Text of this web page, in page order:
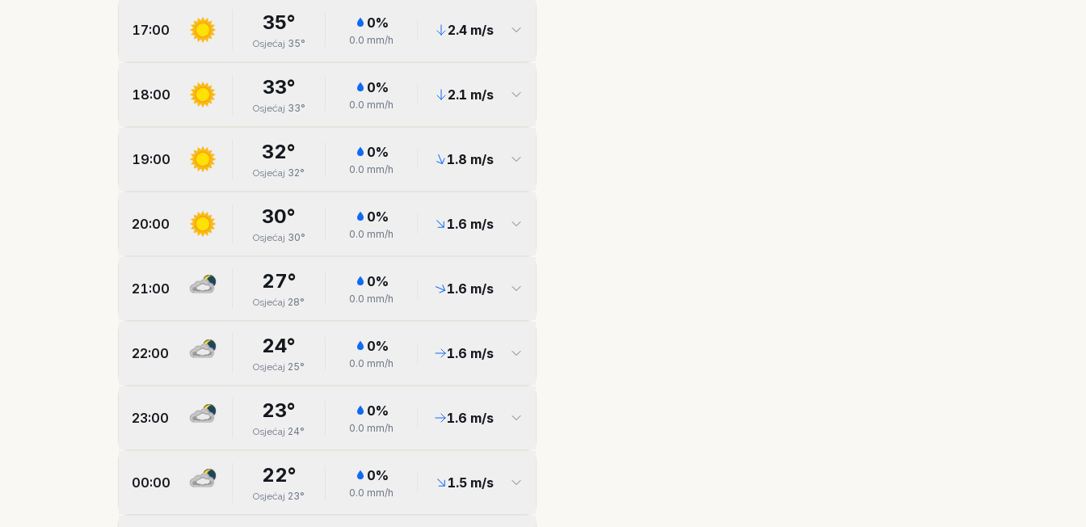
17:00 35°
Osjećaj 35°
0%
0.0 mm/h
2.4m/s
18:00 33°
Osjećaj 33°
0%
0.0 mm/h
2.1 m/s
19:00 32°
Osjećaj 32°
0%
0.0 mm/h
1.8 m/s
20:00 30°
Osjećaj 30°
0%
0.0 mm/h
1.6 m/s
21:00 27°
Osjećaj 28°
0%
0.0 mm/h
1.6 m/s
22:00 24°
Osjećaj 25°
0%
0.0 mm/h
1.6 m/s
23:00 23°
Osjećaj 24°
0%
0.0 mm/h
1.6 m/s
00:00 22°
Osjećaj 23°
0%
0.0 mm/h
1.5m/s